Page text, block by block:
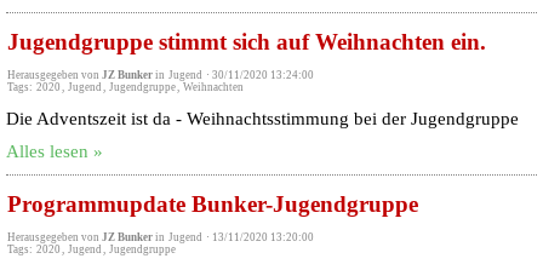
Jugendgruppe stimmt sich auf Weihnachten ein.
Herausgegeben von JZ Bunker in Jugend · 30/11/2020 13:24:00
Tags: 2020 , Jugend , Jugendgruppe, Weihnachten
Die Adventszeit ist da - Weihnachtsstimmung bei der Jugendgruppe
Alles lesen »
Programmupdate Bunker-Jugendgruppe
Herausgegeben von JZ Bunker in Jugend · 13/11/2020 13:20:00
Tags: 2020 , Jugend , Jugendgruppe